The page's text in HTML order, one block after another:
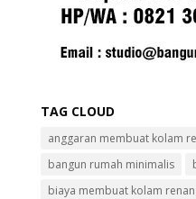
TAG CLOUD
anggaran membuat kolam
bangun rumah minimalis
biaya membuat kolam